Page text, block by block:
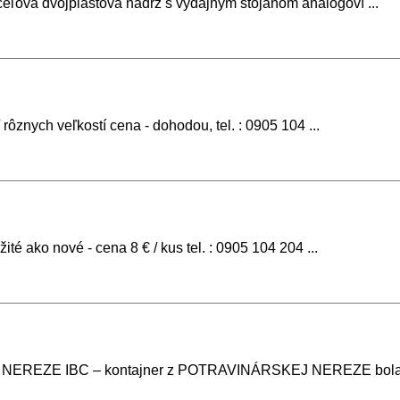
dvojpláštová nádrž s výdajným stojanom analógoví ...
veľkostí cena - dohodou, tel. : 0905 104 ...
ako nové - cena 8 € / kus tel. : 0905 104 204 ...
IBC – kontajner z POTRAVINÁRSKEJ NEREZE